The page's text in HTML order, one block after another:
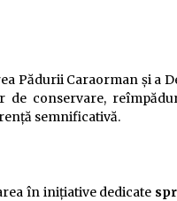
Pădurii Caraorman și a
de conservare,
semnificativă.
în inițiative dedicate